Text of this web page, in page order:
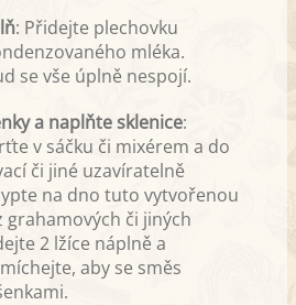
: Přidejte plechovku
mléka.
se vše úplně nespojí.
a naplňte sklenice:
v sáčku či mixérem a do
či jiné uzavíratelně
na dno tuto vytvořenou
grahamových či jiných
2 lžíce náplně a
aby se směs